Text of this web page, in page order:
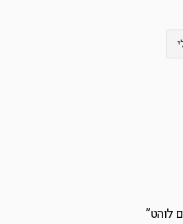
לוהט”